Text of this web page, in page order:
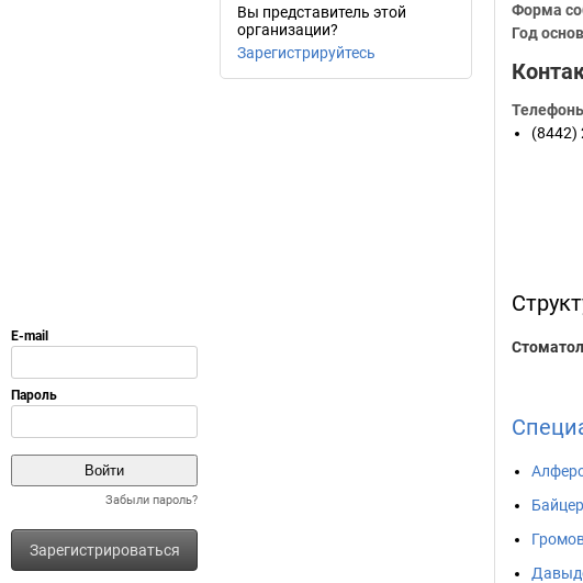
Забыли пароль?
Зарегистрироваться
Вы представитель этой
организации?
Зарегистрируйтесь
Форма
Год
(8442)